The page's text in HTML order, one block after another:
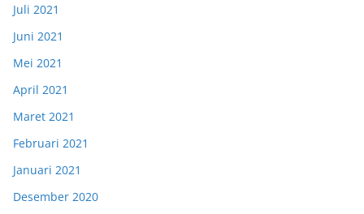
Juli 2021
Juni 2021
Mei 2021
April 2021
Maret 2021
Februari 2021
Januari 2021
Desember 2020